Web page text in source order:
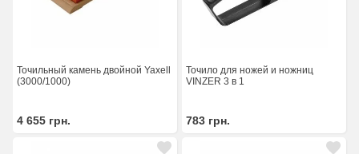
Точильный камень двойной Yaxell
(3000/1000)
4 655 грн.
Точило для ножей и ножниц
VINZER 3 в 1
783 грн.